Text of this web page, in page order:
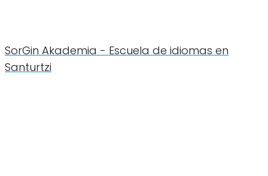
SorGin Akademia - Escuela de idiomas en
Santurtzi